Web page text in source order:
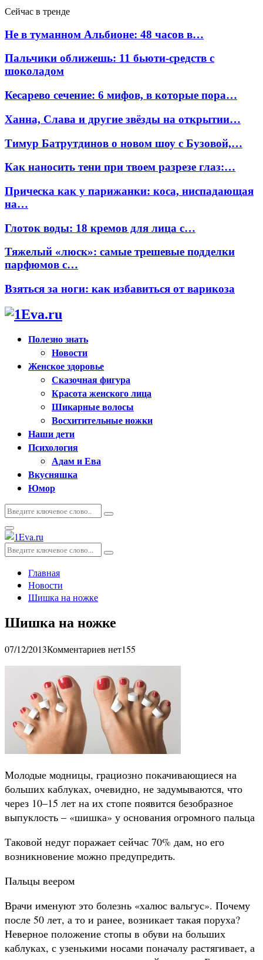
Сейчас в тренде
Не в туманном Альбионе: 48 часов в…
Пальчики оближешь: 11 бьюти-средств с
шоколадом
Кесарево сечение: 6 мифов, в которые пора…
Ханна, Слава и другие звёзды на открытии…
Тимур Батрутдинов о новом шоу с Бузовой,…
Как наносить тени при твоем разрезе глаз:…
Прическа как у парижанки: коса, ниспадающая
на…
Глоток воды: 18 кремов для лица с…
Тяжелый «люск»: самые трешевые подделки
парфюмов с…
Взяться за ноги: как избавиться от варикоза
Полезно знать
Новости
Женское здоровье
Сказочная фигура
Красота женского лица
Шикарные волосы
Восхитительные ножки
Наши дети
Психология
Адам и Ева
Вкусняшка
Юмор
Искать:
Поиск
Основное
меню
Искать:
Поиск
Главная
Новости
Шишка на ножке
Шишка на ножке
07/12/2013Комментариев нет155
Молодые модницы, грациозно покачивающиеся на
больших каблуках, очевидно, не задумываются, что
через 10–15 лет на их стопе появится безобразное
выпуклость – «шишка» у основания огромного пальца
Таковой недуг поражает сейчас 70% дам, но его
возникновение можно предупредить.
Пальцы веером
Врачи именуют это болезнь «халюс вальгус». Почему
после 50 лет, а то и ранее, возникает такая поруха?
Неверное положение стопы в обуви на больших
каблуках, с узенькими носами поначалу растягивает, а